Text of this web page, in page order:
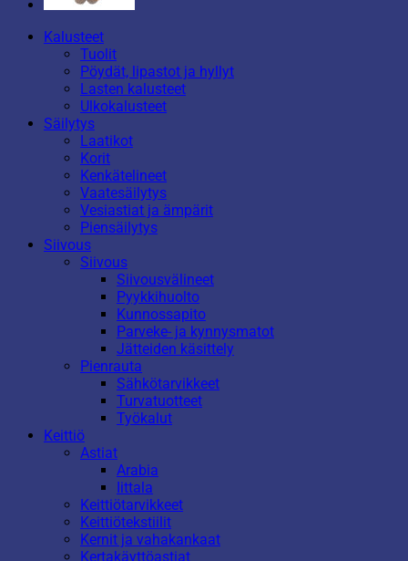
Kalusteet
Tuolit
Pöydät, lipastot ja hyllyt
Lasten kalusteet
Ulkokalusteet
Säilytys
Laatikot
Korit
Kenkätelineet
Vaatesäilytys
Vesiastiat ja ämpärit
Piensäilytys
Siivous
Siivous
Siivousvälineet
Pyykkihuolto
Kunnossapito
Parveke- ja kynnysmatot
Jätteiden käsittely
Pienrauta
Sähkötarvikkeet
Turvatuotteet
Työkalut
Keittiö
Astiat
Arabia
Iittala
Keittiötarvikkeet
Keittiötekstiilit
Kernit ja vahakankaat
Kertakäyttöastiat